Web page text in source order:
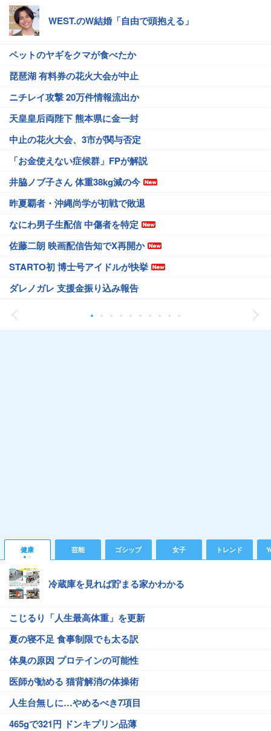
WEST.のW結婚「自由で頭抱える」
ペットのヤギをクマが食べたか
琵琶湖 有料券の花火大会が中止
ニチレイ攻撃 20万件情報流出か
天皇皇后両陛下 熊本県に金一封
中止の花火大会、3市が関与否定
「お金使えない症候群」FPが解説
井脇ノブ子さん 体重38kg減の今
昨夏覇者・沖縄尚学が初戦で敗退
なにわ男子生配信 中傷者を特定
佐藤二朗 映画配信告知でX再開か
STARTO初 博士号アイドルが快挙
ダレノガレ 支援金振り込み報告
健康 芸能 ゴシップ 女子 トレンド
冷蔵庫を見れば貯まる家かわかる
こじるり「人生最高体重」を更新
夏の寝不足 食事制限でも太る訳
体臭の原因 プロテインの可能性
医師が勧める 猫背解消の体操術
人生台無しに…やめるべき7項目
465gで321円 ドンキプリン品薄